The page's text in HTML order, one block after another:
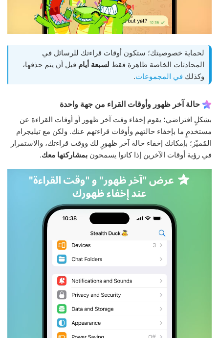
لحماية خصوصيتك؛ ستكون أوقات قراءتك للرسائل في
المحادثات الخاصة ظاهرة فقط لسبعة أيام قبل أن يتم حذفها،
وكذلك في المجموعات.
حالة آخر ظهور وأوقات القراء من جهة واحدة
بشكلٍ افتراضي؛ يقوم إخفاء وقت آخر ظهور أو أوقات القراءة عن
مستخدمٍ ما بإخفاء حالتهم وأوقات قراءتهم عنك. ولكن مع تيليجرام
المُميّز؛ بإمكانك إخفاء حالة آخر ظهورٍ لك ووقت قراءتك، والاستمرار
في رؤية أوقات الآخرين إذا كانوا يسمحون بمشاركتها معك.